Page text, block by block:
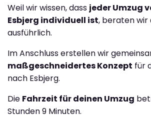
Weil wir wissen, dass jeder Umzug
Esbjerg individuell ist, beraten wir
ausführlich.
Im Anschluss erstellen wir
maßgeschneidertes Konzept für
nach Esbjerg.
Die Fahrzeit für deinen Umzug
Stunden 9 Minuten.